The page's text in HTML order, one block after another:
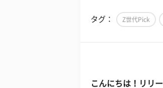
タグ： Z世代Pick
こんにちは！リリ